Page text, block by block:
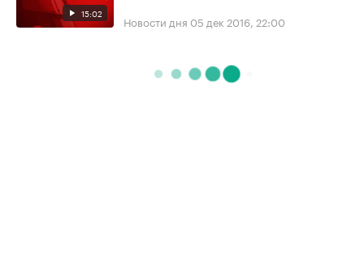
15:02 Новости дня 05 дек 2016, 22:00